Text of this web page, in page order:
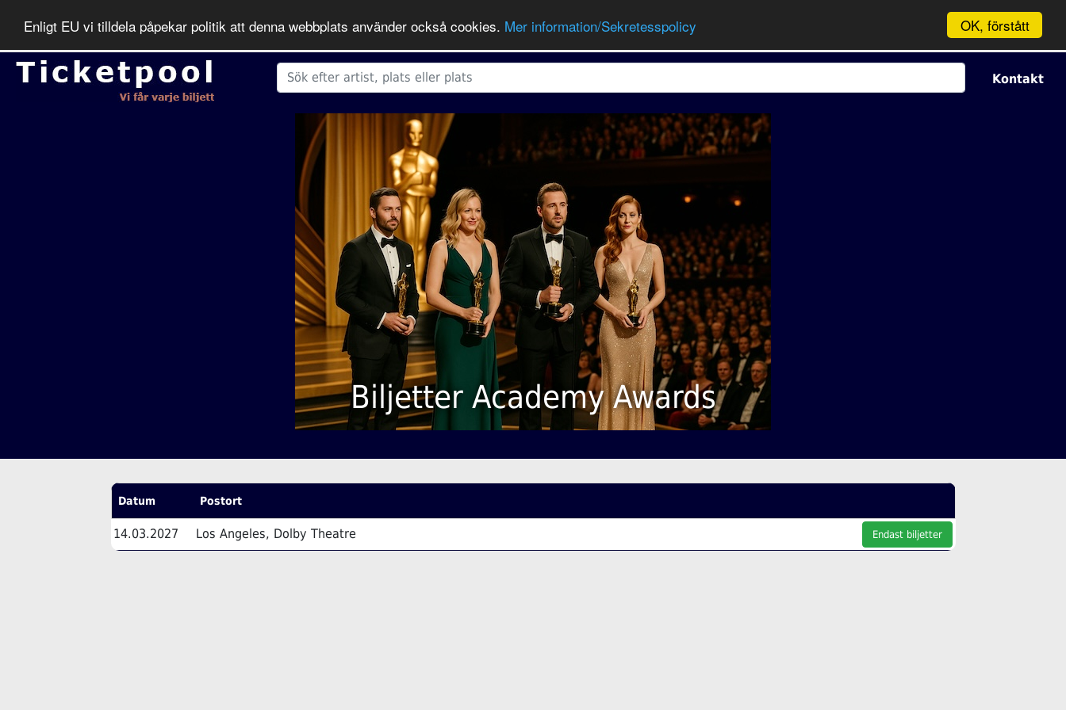
OK, förstått
Enligt EU vi tilldela påpekar politik att denna webbplats använder också cookies. Mer information/Sekretesspolicy
Kontakt
Biljetter Academy Awards
Datum Postort
14.03.2027 Los Angeles, Dolby Theatre Endast biljetter